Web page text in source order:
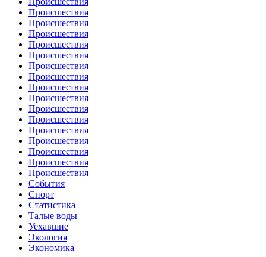
Происшествия
Происшествия
Происшествия
Происшествия
Происшествия
Происшествия
Происшествия
Происшествия
Происшествия
Происшествия
Происшествия
Происшествия
Происшествия
Происшествия
Происшествия
Происшествия
События
Спорт
Статистика
Талые воды
Уехавшие
Экология
Экономика